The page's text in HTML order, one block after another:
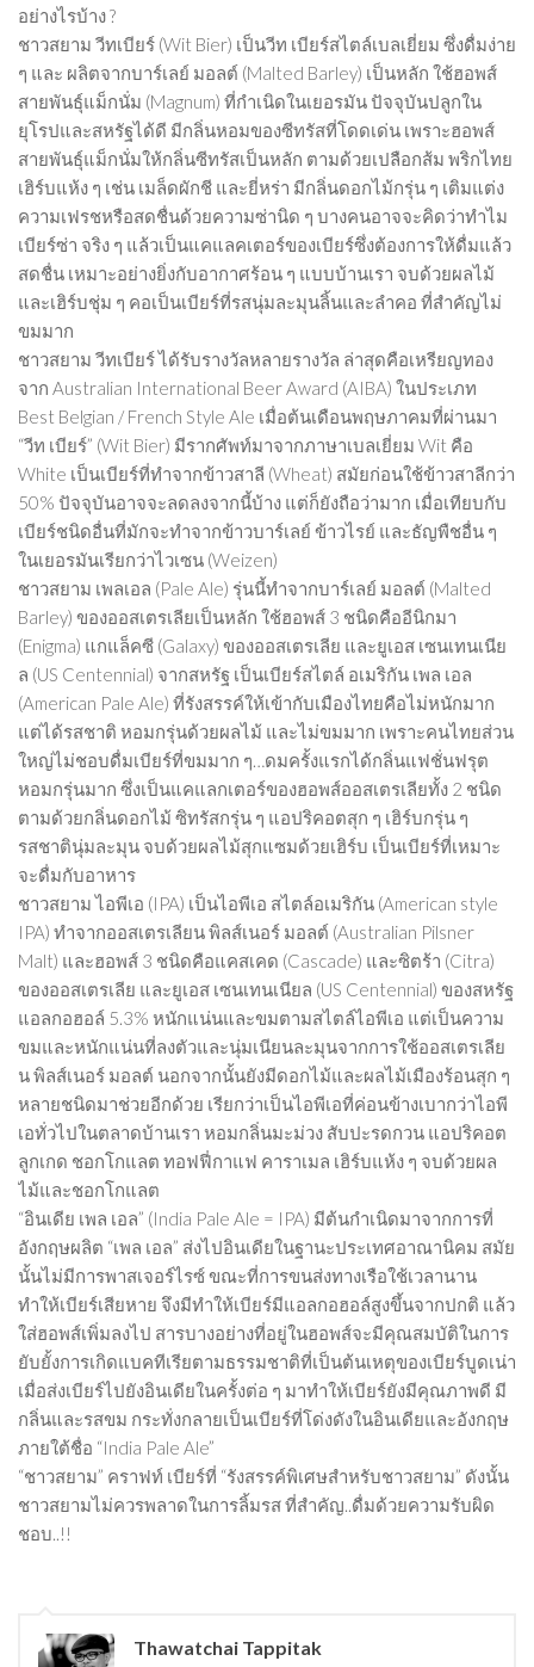
อย่างไรบ้าง ?
ชาวสยาม วีทเบียร์ (Wit Bier) เป็นวีท เบียร์สไตล์เบลเยี่ยม ซึ่งดื่มง่าย
ๆ และ ผลิตจากบาร์เลย์ มอลต์ (Malted Barley) เป็นหลัก ใช้ฮอพส์
สายพันธุ์แม็กนั่ม (Magnum) ที่กำเนิดในเยอรมัน ปัจจุบันปลูกใน
ยุโรปและสหรัฐได้ดี มีกลิ่นหอมของซีทรัสที่โดดเด่น เพราะฮอพส์
สายพันธุ์แม็กนั่มให้กลิ่นซีทรัสเป็นหลัก ตามด้วยเปลือกส้ม พริกไทย
เฮิร์บแห้ง ๆ เช่น เมล็ดผักชี และยี่หร่า มีกลิ่นดอกไม้กรุ่น ๆ เติมแต่ง
ความเฟรชหรือสดชื่นด้วยความซ่านิด ๆ บางคนอาจจะคิดว่าทำไม
เบียร์ซ่า จริง ๆ แล้วเป็นแคแลคเตอร์ของเบียร์ซึ่งต้องการให้ดื่มแล้ว
สดชื่น เหมาะอย่างยิ่งกับอากาศร้อน ๆ แบบบ้านเรา จบด้วยผลไม้
และเฮิร์บชุ่ม ๆ คอเป็นเบียร์ที่รสนุ่มละมุนลิ้นและลำคอ ที่สำคัญไม่
ขมมาก
ชาวสยาม วีทเบียร์ ได้รับรางวัลหลายรางวัล ล่าสุดคือเหรียญทอง
จาก Australian International Beer Award (AIBA) ในประเภท
Best Belgian / French Style Ale เมื่อต้นเดือนพฤษภาคมที่ผ่านมา
“วีท เบียร์” (Wit Bier) มีรากศัพท์มาจากภาษาเบลเยี่ยม Wit คือ
White เป็นเบียร์ที่ทำจากข้าวสาลี (Wheat) สมัยก่อนใช้ข้าวสาลีกว่า
50% ปัจจุบันอาจจะลดลงจากนี้บ้าง แต่ก็ยังถือว่ามาก เมื่อเทียบกับ
เบียร์ชนิดอื่นที่มักจะทำจากข้าวบาร์เลย์ ข้าวไรย์ และธัญพืชอื่น ๆ
ในเยอรมันเรียกว่าไวเซน (Weizen)
ชาวสยาม เพลเอล (Pale Ale) รุ่นนี้ทำจากบาร์เลย์ มอลต์ (Malted
Barley) ของออสเตรเลียเป็นหลัก ใช้ฮอพส์ 3 ชนิดคืออีนิกมา
(Enigma) แกแล็คซี (Galaxy) ของออสเตรเลีย และยูเอส เซนเทนเนีย
ล (US Centennial) จากสหรัฐ เป็นเบียร์สไตล์ อเมริกัน เพล เอล
(American Pale Ale) ที่รังสรรค์ให้เข้ากับเมืองไทยคือไม่หนักมาก
แต่ได้รสชาติ หอมกรุ่นด้วยผลไม้ และไม่ขมมาก เพราะคนไทยส่วน
ใหญ่ไม่ชอบดื่มเบียร์ที่ขมมาก ๆ…ดมครั้งแรกได้กลิ่นแฟชั่นฟรุต
หอมกรุ่นมาก ซึ่งเป็นแคแลกเตอร์ของฮอพส์ออสเตรเลียทั้ง 2 ชนิด
ตามด้วยกลิ่นดอกไม้ ซิทรัสกรุ่น ๆ แอปริคอตสุก ๆ เฮิร์บกรุ่น ๆ
รสชาตินุ่มละมุน จบด้วยผลไม้สุกแซมด้วยเฮิร์บ เป็นเบียร์ที่เหมาะ
จะดื่มกับอาหาร
ชาวสยาม ไอพีเอ (IPA) เป็นไอพีเอ สไตล์อเมริกัน (American style
IPA) ทำจากออสเตรเลียน พิลส์เนอร์ มอลต์ (Australian Pilsner
Malt) และฮอพส์ 3 ชนิดคือแคสเคด (Cascade) และซิตร้า (Citra)
ของออสเตรเลีย และยูเอส เซนเทนเนียล (US Centennial) ของสหรัฐ
แอลกอฮอล์ 5.3% หนักแน่นและขมตามสไตล์ไอพีเอ แต่เป็นความ
ขมและหนักแน่นที่ลงตัวและนุ่มเนียนละมุนจากการใช้ออสเตรเลีย
น พิลส์เนอร์ มอลต์ นอกจากนั้นยังมีดอกไม้และผลไม้เมืองร้อนสุก ๆ
หลายชนิดมาช่วยอีกด้วย เรียกว่าเป็นไอพีเอที่ค่อนข้างเบากว่าไอพี
เอทั่วไปในตลาดบ้านเรา หอมกลิ่นมะม่วง สับปะรดกวน แอปริคอต
ลูกเกด ชอกโกแลต ทอฟฟี่กาแฟ คาราเมล เฮิร์บแห้ง ๆ จบด้วยผล
ไม้และชอกโกแลต
“อินเดีย เพล เอล” (India Pale Ale = IPA) มีต้นกำเนิดมาจากการที่
อังกฤษผลิต “เพล เอล” ส่งไปอินเดียในฐานะประเทศอาณานิคม สมัย
นั้นไม่มีการพาสเจอร์ไรซ์ ขณะที่การขนส่งทางเรือใช้เวลานาน
ทำให้เบียร์เสียหาย จึงมีทำให้เบียร์มีแอลกอฮอล์สูงขึ้นจากปกติ แล้ว
ใส่ฮอพส์เพิ่มลงไป สารบางอย่างที่อยู่ในฮอพส์จะมีคุณสมบัติในการ
ยับยั้งการเกิดแบคทีเรียตามธรรมชาติที่เป็นต้นเหตุของเบียร์บูดเน่า
เมื่อส่งเบียร์ไปยังอินเดียในครั้งต่อ ๆ มาทำให้เบียร์ยังมีคุณภาพดี มี
กลิ่นและรสขม กระทั่งกลายเป็นเบียร์ที่โด่งดังในอินเดียและอังกฤษ
ภายใต้ชื่อ “India Pale Ale”
“ชาวสยาม” คราฟท์ เบียร์ที่ “รังสรรค์พิเศษสำหรับชาวสยาม” ดังนั้น
ชาวสยามไม่ควรพลาดในการลิ้มรส ที่สำคัญ..ดื่มด้วยความรับผิด
ชอบ..!!
Thawatchai Tappitak